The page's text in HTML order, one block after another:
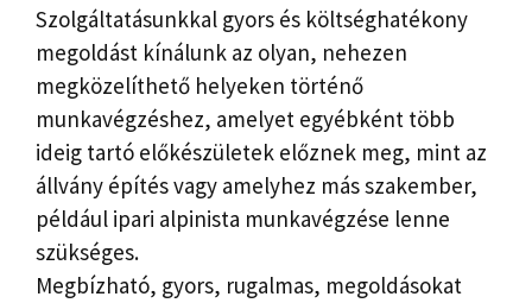
Szolgáltatásunkkal gyors és költséghatékony
megoldást kínálunk az olyan, nehezen
megközelíthető helyeken történő
munkavégzéshez, amelyet egyébként több
ideig tartó előkészületek előznek meg, mint az
állvány építés vagy amelyhez más szakember,
például ipari alpinista munkavégzése lenne
szükséges.
Megbízható, gyors, rugalmas, megoldásokat